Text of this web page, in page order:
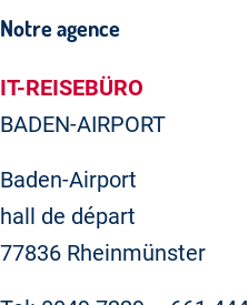
Notre agence
IT-REISEBÜRO
BADEN-AIRPORT
Baden-Airport
hall de départ
77836 Rheinmünster